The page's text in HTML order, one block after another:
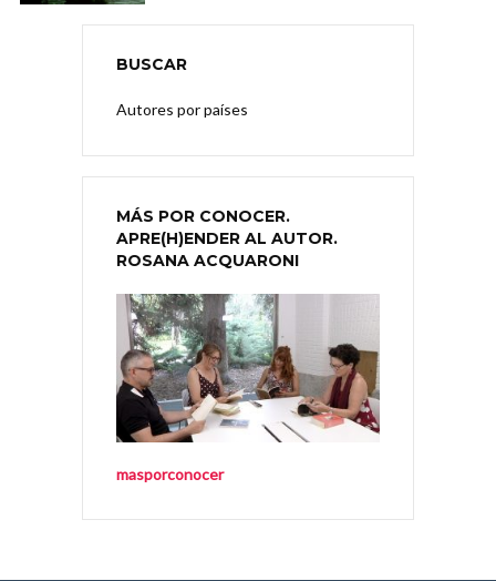
BUSCAR
Autores por países
MÁS POR CONOCER.
APRE(H)ENDER AL AUTOR.
ROSANA ACQUARONI
masporconocer